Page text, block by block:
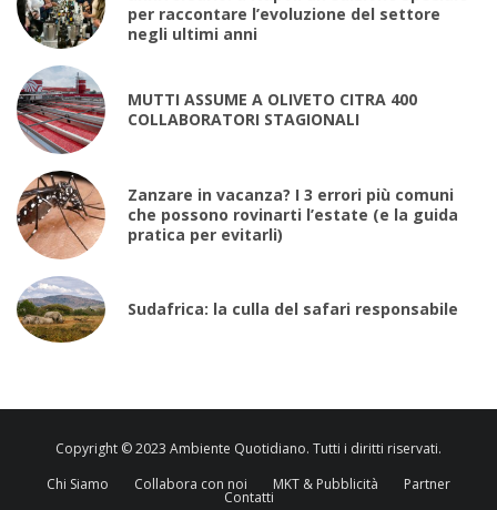
per raccontare l’evoluzione del settore
negli ultimi anni
MUTTI ASSUME A OLIVETO CITRA 400
COLLABORATORI STAGIONALI
Zanzare in vacanza? I 3 errori più comuni
che possono rovinarti l’estate (e la guida
pratica per evitarli)
Sudafrica: la culla del safari responsabile
Copyright © 2023 Ambiente Quotidiano. Tutti i diritti riservati.
Chi Siamo
Collabora con noi MKT & Pubblicità Partner
Contatti